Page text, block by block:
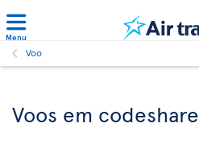
Menu
Voo
Voos em codeshare